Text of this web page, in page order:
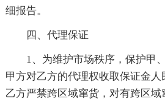
细报告。
四、代理保证
1、为维护市场秩序，保护甲
甲方对乙方的代理权收取保证金人
乙方严禁跨区域窜货，对有跨区